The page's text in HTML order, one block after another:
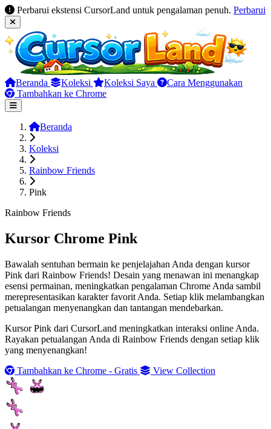
Perbarui ekstensi CursorLand untuk pengalaman penuh. Perbarui
Beranda Koleksi Koleksi Saya
Cara Menggunakan
Tambahkan ke Chrome
Beranda
Koleksi
Rainbow Friends
Pink
Rainbow Friends
Kursor Chrome Pink
Bawalah sentuhan bermain ke penjelajahan Anda dengan kursor
Pink dari Rainbow Friends! Desain yang menawan ini menangkap
esensi permainan, meningkatkan pengalaman Chrome Anda sambil
merepresentasikan karakter favorit Anda. Setiap klik melambangkan
petualangan menyenangkan dan tantangan mendebarkan.
Kursor Pink dari CursorLand meningkatkan interaksi online Anda.
Rayakan petualangan Anda di Rainbow Friends dengan setiap klik
yang menyenangkan!
Tambahkan ke Chrome - Gratis
View Collection